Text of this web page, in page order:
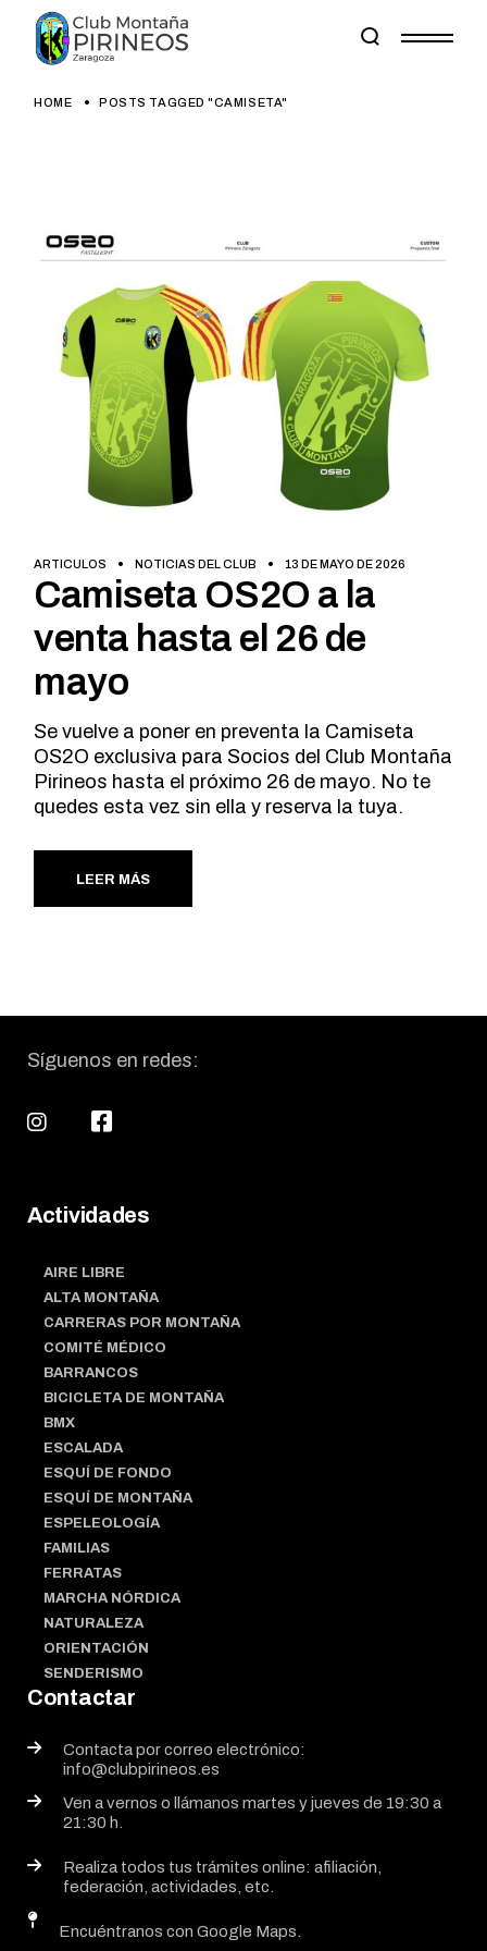
content
HOME POSTS TAGGED "CAMISETA"
ARTICULOS NOTICIAS DEL CLUB 13 DE MAYO DE 2026
Camiseta OS2O a la
venta hasta el 26 de
mayo
Se vuelve a poner en preventa la Camiseta
OS2O exclusiva para Socios del Club Montaña
Pirineos hasta el próximo 26 de mayo. No te
quedes esta vez sin ella y reserva la tuya.
LEER MÁS
Síguenos en redes:
Actividades
AIRE LIBRE
ALTA MONTAÑA
CARRERAS POR MONTAÑA
COMITÉ MÉDICO
BARRANCOS
BICICLETA DE MONTAÑA
BMX
ESCALADA
ESQUÍ DE FONDO
ESQUÍ DE MONTAÑA
ESPELEOLOGÍA
FAMILIAS
FERRATAS
MARCHA NÓRDICA
NATURALEZA
ORIENTACIÓN
SENDERISMO
Contactar
Contacta por correo electrónico:
info@clubpirineos.es
Ven a vernos o llámanos martes y jueves de 19:30 a
21:30 h.
Realiza todos tus trámites online: afiliación,
federación, actividades, etc.
Encuéntranos con Google Maps.